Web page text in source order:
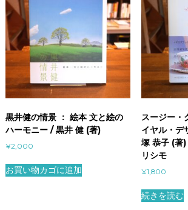
黒井健の情景 ： 絵本 文と絵の
ハーモニー / 黒井 健 (著)
¥2,000
お買い物カゴに追加
スージー・
イヤル・デ
塚 恭子 (著
リシモ
¥1,800
続きを読む